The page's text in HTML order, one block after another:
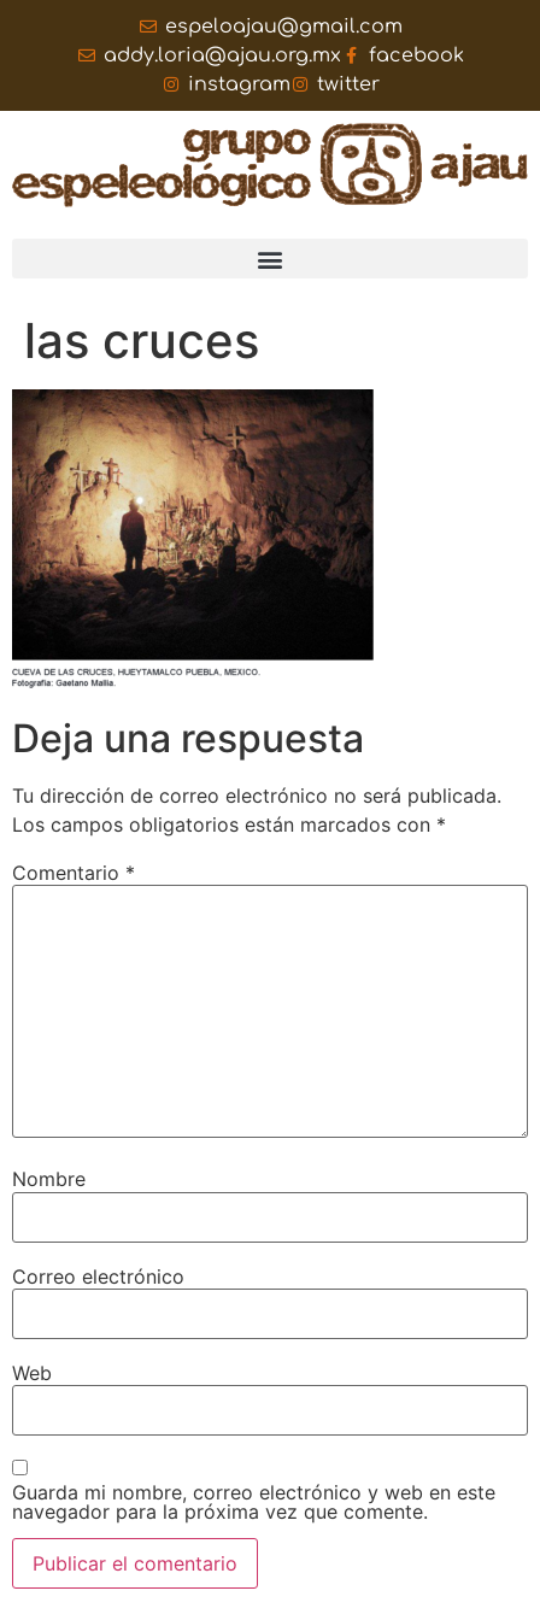
espeloajau@gmail.com
addy.loria@ajau.org.mx
facebook
instagram
twitter
las cruces
Deja una respuesta
Tu dirección de correo electrónico no será publicada.
Los campos obligatorios están marcados con *
Comentario *
Nombre
Correo electrónico
Web
Guarda mi nombre, correo electrónico y web en este
navegador para la próxima vez que comente.